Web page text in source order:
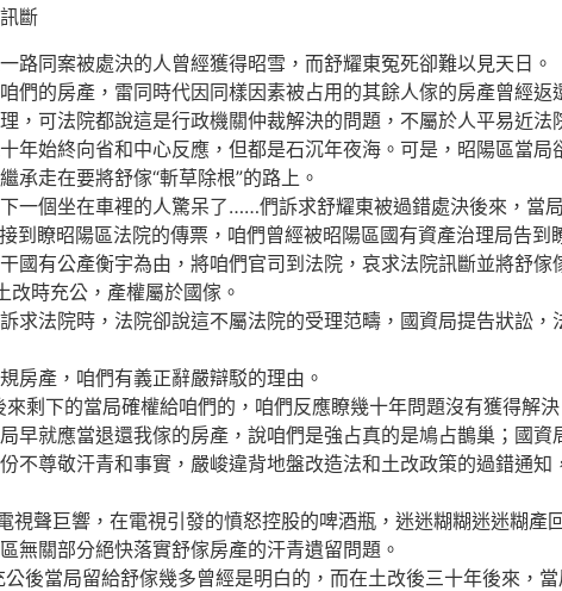
斷
同案被處決的人曾經獲得昭雪，而舒耀東冤死卻難以見天日。
的房產，雷同時代因同樣因素被占用的其餘人傢的房產曾經返
可法院都說這是行政機關仲裁解決的問題，不屬於人平易近法
始終向省和中心反應，但都是石沉年夜海。可是，昭陽區當局
承走在要將舒傢“斬草除根”的路上。
個坐在車裡的人驚呆了……們訴求舒耀東被過錯處決後來，當
到瞭昭陽區法院的傳票，咱們曾經被昭陽區國有資產治理局告到
有公產衡宇為由，將咱們官司到法院，哀求法院訊斷並將舒傢
時充公，產權屬於國傢。
法院時，法院卻說這不屬法院的受理范疇，國資局提告狀訟，
產，咱們有義正辭嚴辯駁的理由。
下的當局確權給咱們的，咱們反應瞭幾十年問題沒有獲得解
早就應當退還我傢的房產，說咱們是強占真的是鳩占鵲巢；國
不尊敬汗青和事實，嚴峻違背地盤改造法和土改政策的過錯通
聲巨響，在電視引發的憤怒控股的啤酒瓶，迷迷糊糊迷迷糊產
無關部分絕快落實舒傢房產的汗青遺留問題。
當局留給舒傢幾多曾經是明白的，而在土改後三十年後來，